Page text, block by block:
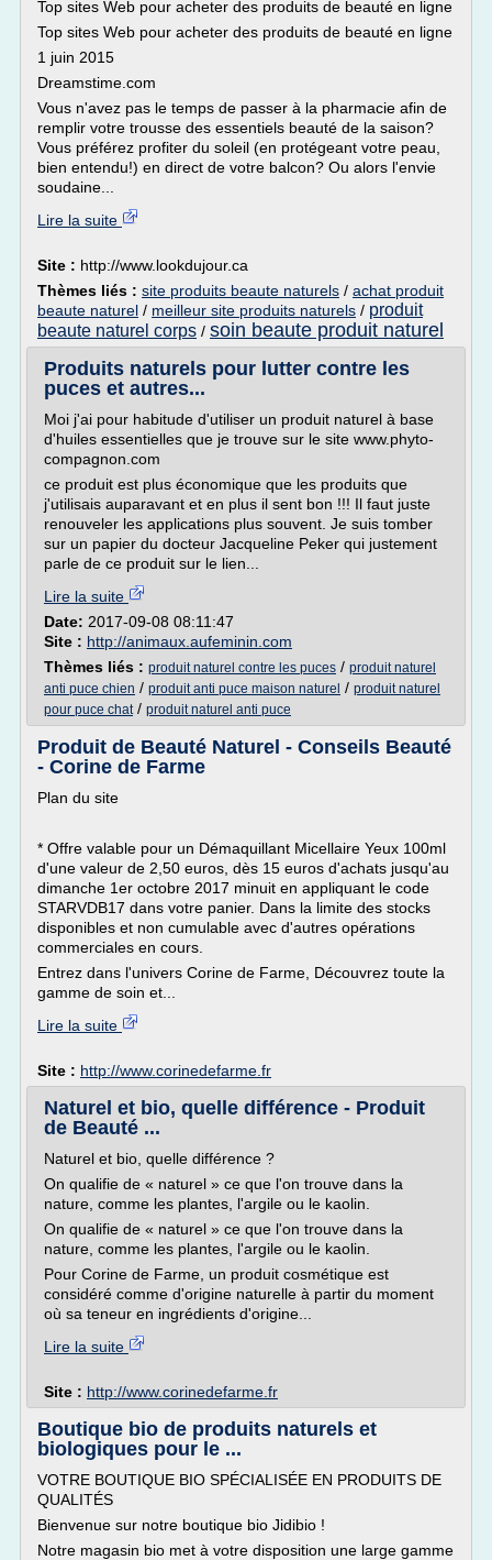
Top sites Web pour acheter des produits de beauté en ligne
Top sites Web pour acheter des produits de beauté en ligne
1 juin 2015
Dreamstime.com
Vous n'avez pas le temps de passer à la pharmacie afin de
remplir votre trousse des essentiels beauté de la saison?
Vous préférez profiter du soleil (en protégeant votre peau,
bien entendu!) en direct de votre balcon? Ou alors l'envie
soudaine...
Lire la suite
Site : http://www.lookdujour.ca
Thèmes liés : site produits beaute naturels / achat produit
beaute naturel / meilleur site produits naturels / produit
beaute naturel corps / soin beaute produit naturel
Produits naturels pour lutter contre les
puces et autres...
Moi j'ai pour habitude d'utiliser un produit naturel à base
d'huiles essentielles que je trouve sur le site www.phyto-
compagnon.com
ce produit est plus économique que les produits que
j'utilisais auparavant et en plus il sent bon !!! Il faut juste
renouveler les applications plus souvent. Je suis tomber
sur un papier du docteur Jacqueline Peker qui justement
parle de ce produit sur le lien...
Lire la suite
Date: 2017-09-08 08:11:47
Site : http://animaux.aufeminin.com
Thèmes liés : produit naturel contre les puces / produit naturel
anti puce chien / produit anti puce maison naturel / produit naturel
pour puce chat/ produit naturel anti puce
Produit de Beauté Naturel - Conseils Beauté
- Corine de Farme
Plan du site
* Offre valable pour un Démaquillant Micellaire Yeux 100ml
d'une valeur de 2,50 euros, dès 15 euros d'achats jusqu'au
dimanche 1er octobre 2017 minuit en appliquant le code
STARVDB17 dans votre panier. Dans la limite des stocks
disponibles et non cumulable avec d'autres opérations
commerciales en cours.
Entrez dans l'univers Corine de Farme, Découvrez toute la
gamme de soin et...
Lire la suite
Site : http://www.corinedefarme.fr
Naturel et bio, quelle différence - Produit
de Beauté ...
Naturel et bio, quelle différence ?
On qualifie de « naturel » ce que l'on trouve dans la
nature, comme les plantes, l'argile ou le kaolin.
On qualifie de « naturel » ce que l'on trouve dans la
nature, comme les plantes, l'argile ou le kaolin.
Pour Corine de Farme, un produit cosmétique est
considéré comme d'origine naturelle à partir du moment
où sa teneur en ingrédients d'origine...
Lire la suite
Site : http://www.corinedefarme.fr
Boutique bio de produits naturels et
biologiques pour le ...
VOTRE BOUTIQUE BIO SPÉCIALISÉE EN PRODUITS DE
QUALITÉS
Bienvenue sur notre boutique bio Jidibio !
Notre magasin bio met à votre disposition une large gamme